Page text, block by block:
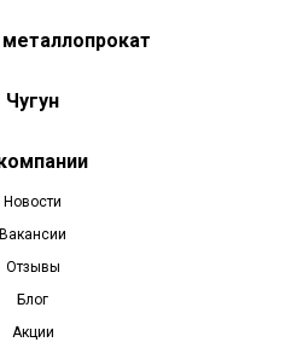
Чугун
Новости
Вакансии
Отзывы
Блог
Акции